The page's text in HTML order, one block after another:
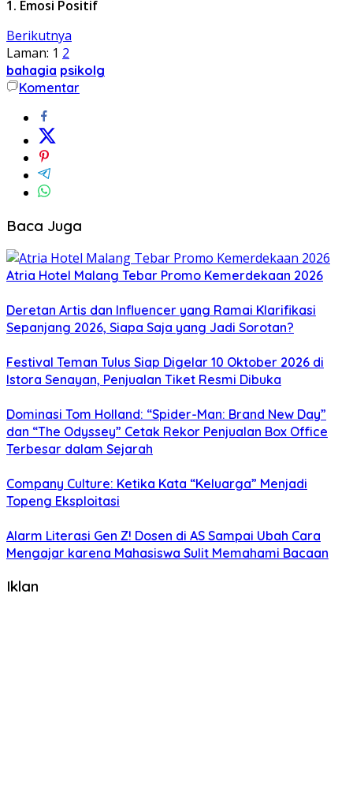
1. Emosi Positif
Berikutnya
Laman: 1 2
bahagia psikolg
Komentar
Baca Juga
Atria Hotel Malang Tebar Promo Kemerdekaan 2026
Deretan Artis dan Influencer yang Ramai Klarifikasi
Sepanjang 2026, Siapa Saja yang Jadi Sorotan?
Festival Teman Tulus Siap Digelar 10 Oktober 2026 di
Istora Senayan, Penjualan Tiket Resmi Dibuka
Dominasi Tom Holland: “Spider-Man: Brand New Day”
dan “The Odyssey” Cetak Rekor Penjualan Box Office
Terbesar dalam Sejarah
Company Culture: Ketika Kata “Keluarga” Menjadi
Topeng Eksploitasi
Alarm Literasi Gen Z! Dosen di AS Sampai Ubah Cara
Mengajar karena Mahasiswa Sulit Memahami Bacaan
Iklan